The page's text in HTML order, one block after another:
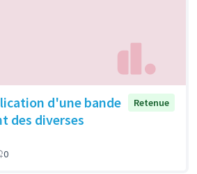
d'une bande
des diverses
Retenue
0